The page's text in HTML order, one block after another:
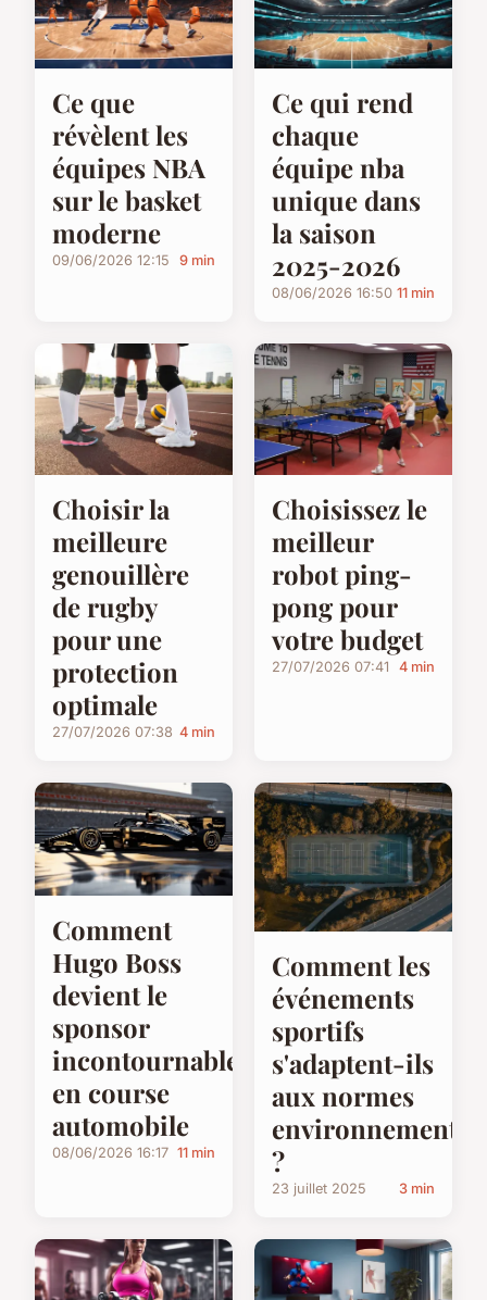
Ce que
révèlent les
équipes NBA
sur le basket
moderne
09/06/2026 12:15 9 min
Ce qui rend
chaque
équipe nba
unique dans
la saison
2025-2026
08/06/2026 16:50 11 min
Choisir la
meilleure
genouillère
de rugby
pour une
protection
optimale
27/07/2026 07:38 4 min
Choisissez le
meilleur
robot ping-
pong pour
votre budget
27/07/2026 07:41 4 min
Comment
Hugo Boss
devient le
sponsor
incontournable
en course
automobile
08/06/2026 16:17 11 min
Comment les
événements
sportifs
s'adaptent-ils
aux normes
?
23 juillet 2025 3 min